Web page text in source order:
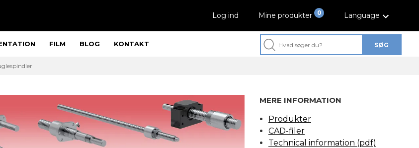
SØG
Log ind 0
Mine produkter Language
FILM BLOG KONTAKT
MERE INFORMATION
Produkter
CAD-filer
Technical information (pdf)